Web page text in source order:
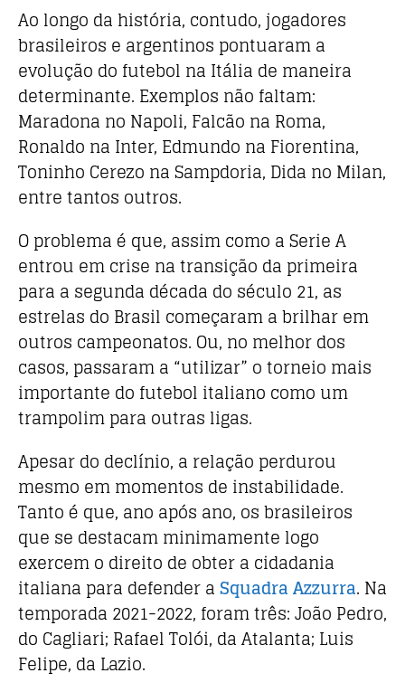
Ao longo da história, contudo, jogadores
brasileiros e argentinos pontuaram a
evolução do futebol na Itália de maneira
determinante. Exemplos não faltam:
Maradona no Napoli, Falcão na Roma,
Ronaldo na Inter, Edmundo na Fiorentina,
Toninho Cerezo na Sampdoria, Dida no Milan,
entre tantos outros.
O problema é que, assim como a Serie A
entrou em crise na transição da primeira
para a segunda década do século 21, as
estrelas do Brasil começaram a brilhar em
outros campeonatos. Ou, no melhor dos
casos, passaram a “utilizar” o torneio mais
importante do futebol italiano como um
trampolim para outras ligas.
Apesar do declínio, a relação perdurou
mesmo em momentos de instabilidade.
Tanto é que, ano após ano, os brasileiros
que se destacam minimamente logo
exercem o direito de obter a cidadania
italiana para defender aSquadra Azzurra. Na
temporada 2021-2022, foram três: João Pedro,
do Cagliari; Rafael Tolói, da Atalanta; Luis
Felipe, da Lazio.